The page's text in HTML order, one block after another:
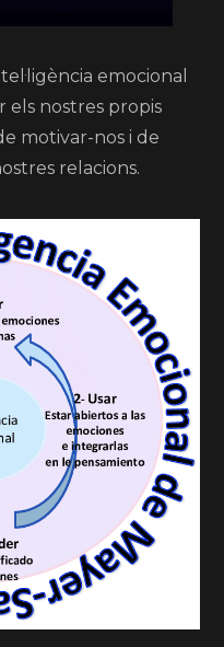
emocional
els nostres propis
motivar-nos i de
relacions.